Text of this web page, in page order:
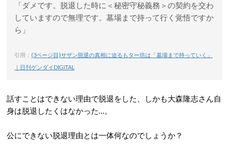
「ダメです。脱退した時に＜秘密守秘義務＞の契約を交わ
していますので無理です。墓場まで持って行く覚悟ですか
ら」
引用： (3ページ目)サザン脱退の真相に迫るもター坊は「墓場まで持っていく」
｜日刊ゲンダイDIGITAL
話すことはできない理由で脱退をした、しかも大森隆志さん自
身は脱退したくはなかった…。
公にできない脱退理由とは一体何なのでしょうか？